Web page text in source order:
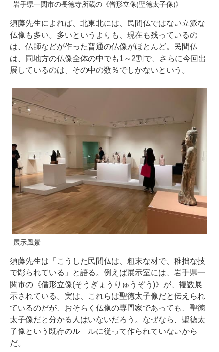
岩手県一関市の長徳寺所蔵の《僧形立像(聖徳太子像)》
須藤先生によれば、北東北には、民間仏ではない立派な
仏像も多い。多いというよりも、現在も残っているの
は、仏師などが作った普通の仏像がほとんど。民間仏
は、同地方の仏像全体の中でも1～2割で、さらに今回出
展しているのは、その中の数％でしかないという。
展示風景
須藤先生は「こうした民間仏は、粗末な材で、稚拙な技
で彫られている」と語る。例えば展示室には、岩手県一
関市の《僧形立像(そうぎょうりゅうぞう)》が、複数展
示されている。実は、これらは聖徳太子像だと伝えられ
ているのだが、おそらく仏像の専門家であっても、聖徳
太子像だと分かる人はいないだろう。なぜなら、聖徳太
子像という既存のルールに従って作られていないから
だ。